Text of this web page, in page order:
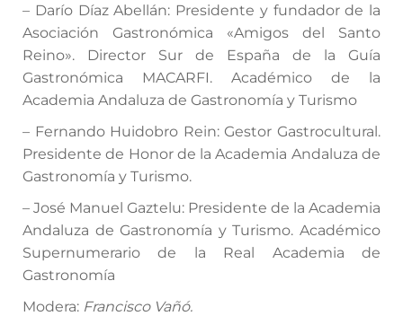
– Darío Díaz Abellán: Presidente y fundador de la
Asociación Gastronómica «Amigos del Santo
Reino». Director Sur de España de la Guía
Gastronómica MACARFI. Académico de la
Academia Andaluza de Gastronomía y Turismo
– Fernando Huidobro Rein: Gestor Gastrocultural.
Presidente de Honor de la Academia Andaluza de
Gastronomía y Turismo.
– José Manuel Gaztelu: Presidente de la Academia
Andaluza de Gastronomía y Turismo. Académico
Supernumerario de la Real Academia de
Gastronomía
Modera: Francisco Vañó.